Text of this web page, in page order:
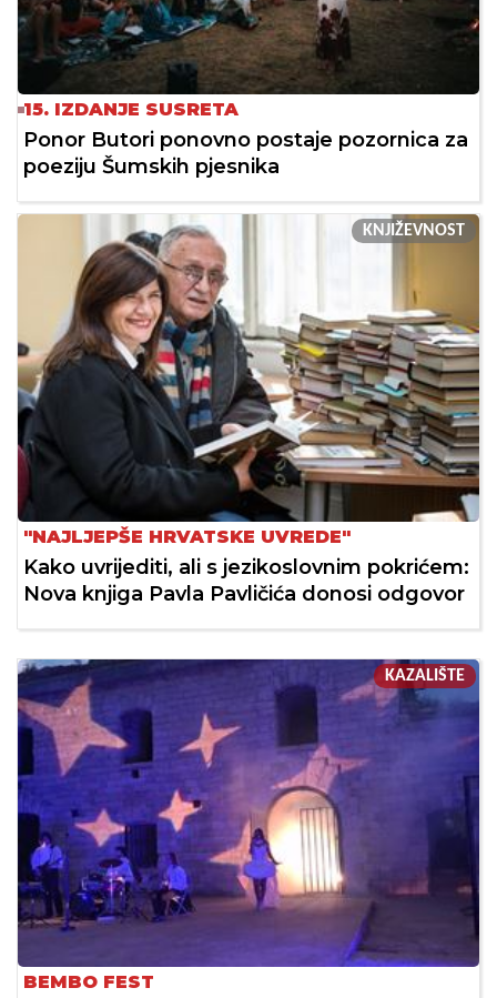
15. IZDANJE SUSRETA
Ponor Butori ponovno postaje pozornica za
poeziju Šumskih pjesnika
KNJIŽEVNOST
"NAJLJEPŠE HRVATSKE UVREDE"
Kako uvrijediti, ali s jezikoslovnim pokrićem:
Nova knjiga Pavla Pavličića donosi odgovor
KAZALIŠTE
BEMBO FEST